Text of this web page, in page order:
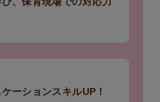
ーションスキルUP！